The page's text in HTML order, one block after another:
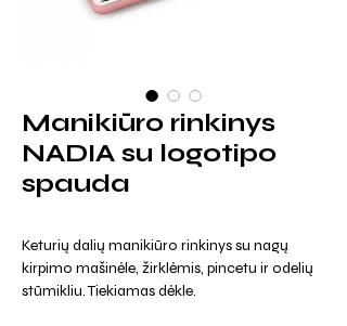
Manikiūro rinkinys
NADIA su logotipo
spauda
Keturių dalių manikiūro rinkinys su nagų
kirpimo mašinėle, žirklėmis, pincetu ir odelių
stūmikliu. Tiekiamas dėkle.